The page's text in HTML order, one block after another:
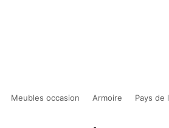
Meubles occasion Armoire Pays de